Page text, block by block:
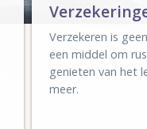
Verzekeren is
een middel om
genieten van het
meer.